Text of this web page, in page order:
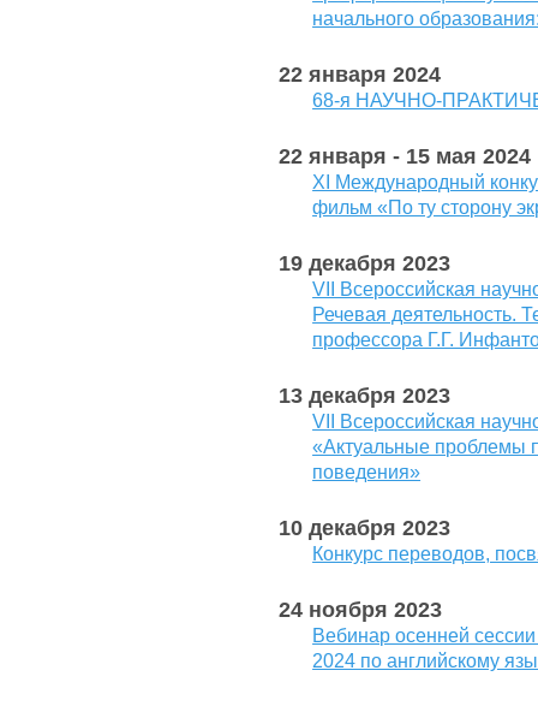
начального
22 января 2024
68-я НАУЧНО-
22 января - 15 мая 2024
ХI Международный
фильм «По ту сторону
19 декабря 2023
VII Всероссийская
Речевая деятельность.
профессора Г.Г.
13 декабря 2023
VII Всероссийская
«Актуальные проблемы
поведения»
10 декабря 2023
Конкурс переводов,
24 ноября 2023
Вебинар осенней
2024 по английскому